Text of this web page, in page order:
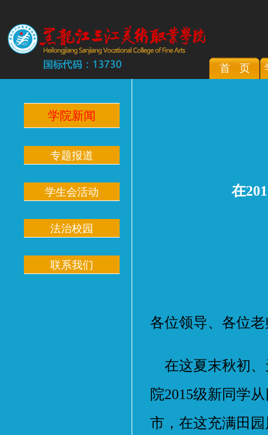
首 页
学院新闻
专题报道
学生会活动
法治校园
联系我们
在
各位领导、各位
在这夏末秋初、
院2015级新同学
市，在这充满田